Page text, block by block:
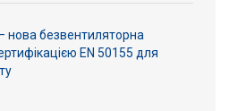
нова безвентиляторна
EN 50155 для